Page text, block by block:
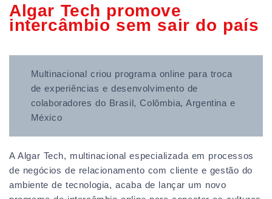
Algar Tech promove
intercâmbio sem sair do país
Multinacional criou programa online para troca
de experiências e desenvolvimento de
colaboradores do Brasil, Colômbia, Argentina e
México
A Algar Tech, multinacional especializada em processos
de negócios de relacionamento com cliente e gestão do
ambiente de tecnologia, acaba de lançar um novo